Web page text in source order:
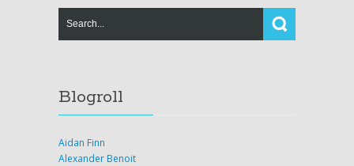
Blogroll
Aidan Finn
Alexander Benoit